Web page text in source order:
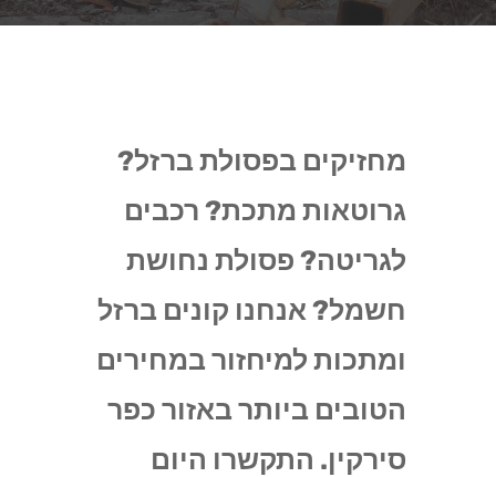
מחזיקים בפסולת ברזל?
גרוטאות מתכת? רכבים
לגריטה? פסולת נחושת
חשמל? אנחנו קונים ברזל
ומתכות למיחזור במחירים
הטובים ביותר באזור כפר
סירקין. התקשרו היום